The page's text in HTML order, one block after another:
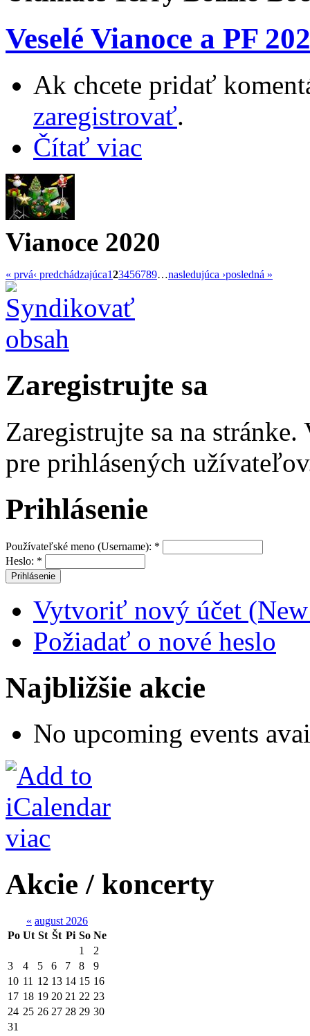
Veselé Vianoce a PF
Ak chcete pridať
zaregistrovať.
Čítať viac
Vianoce 2020
« prvá‹ predchádzajúca123456789…nasledujúca ›posledná »
Zaregistrujte sa
Zaregistrujte sa na
pre prihlásených
Prihlásenie
Používateľské meno (Username): *
Heslo: *
Vytvoriť nový účet
Požiadať o nové heslo
Najbližšie akcie
No upcoming events
viac
Akcie / koncerty
« august 2026
Po Ut St Št Pi So Ne
1
2
3
4 5 6 7 8
9
10 11 12 13 14 15 16
17 18 19 20 21 22 23
24 25 26 27 28 29 30
31